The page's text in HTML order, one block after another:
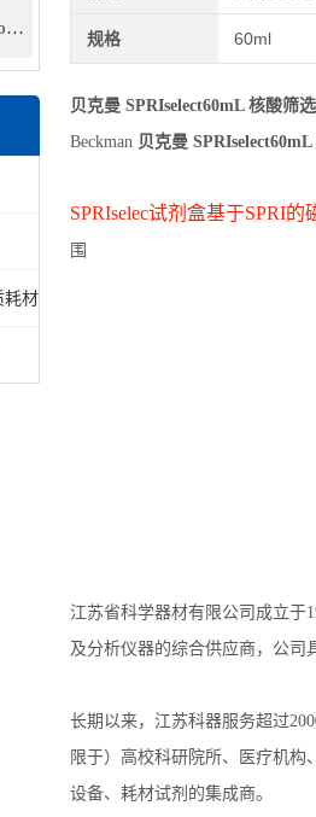
规格 60ml
贝克曼 SPRIselect60mL 核酸筛
Beckman 贝克曼
SPRIselec试剂盒基于SPRI的
围
江苏省科学器材有限公司成立于
及分析仪器的综合供应商，公司
长期以来，江苏科器服务超过
限于）高校科研院所、医疗机
设备、耗材试剂的集成商。
艾本德Eppendorf 5ml移液器吸头 30000978
耗材